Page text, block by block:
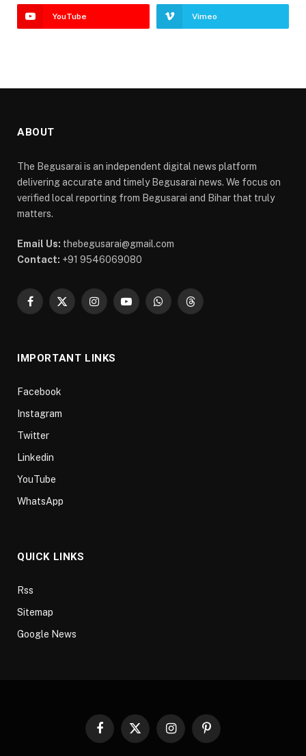
YouTube Vimeo
ABOUT
The Begusarai is an independent digital news platform
delivering accurate and timely Begusarai news. We focus on
verified local reporting from Begusarai and Bihar that truly
matters.
Email Us: thebegusarai@gmail.com
Contact: +91 9546069080
Facebook
X
InstagramYouTubeWhatsAppThreads
IMPORTANT LINKS
Facebook
Instagram
Twitter
Linkedin
YouTube
WhatsApp
QUICK LINKS
Rss
Sitemap
Google News
Facebook
X
InstagramPinterest